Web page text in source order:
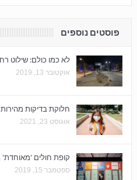
פוסטים נוספים
לא כמו כולם: שילוט
אוקטובר 13, 2019
חלוקת בדיקות מהירות
אוגוסט 23, 2021
קופת חולים
ספטמבר 15, 2019